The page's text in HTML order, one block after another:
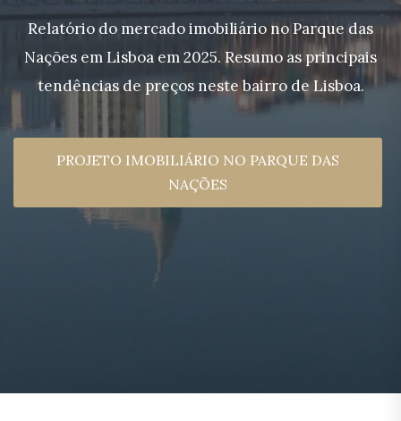
Relatório do mercado imobiliário no Parque das
Nações em Lisboa em 2025. Resumo as principais
tendências de preços neste bairro de Lisboa.
PROJETO IMOBILIÁRIO NO PARQUE DAS
NAÇÕES